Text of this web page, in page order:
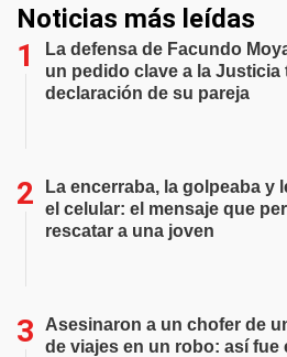
Noticias más leídas
La defensa de Facundo
un pedido clave a la Justicia
declaración de su pareja
La encerraba, la golpeaba y
el celular: el mensaje que
rescatar a una joven
Asesinaron a un chofer de
de viajes en un robo: así fue